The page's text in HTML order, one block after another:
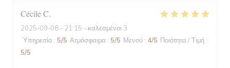
CécileC
2025-09-08 - 21:15 - καλεσμένοι 3
Υπηρεσία : 5/5 Ατμόσφαιρα : 5/5 Μενού : 4/5 Ποιότητα / Τιμή :
5/5